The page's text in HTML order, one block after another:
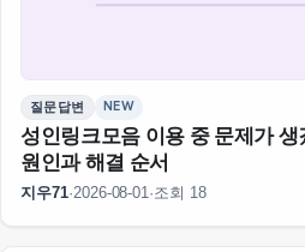
질문답변 NEW
성인링크모음 이용 중 문제가
원인과 해결 순서
지우71·2026-08-01·조회 18